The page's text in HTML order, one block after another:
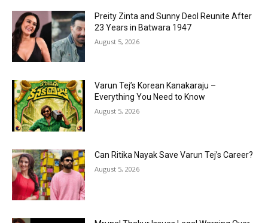
Preity Zinta and Sunny Deol Reunite After
23 Years in Batwara 1947
August 5, 2026
Varun Tej’s Korean Kanakaraju –
Everything You Need to Know
August 5, 2026
Can Ritika Nayak Save Varun Tej’s Career?
August 5, 2026